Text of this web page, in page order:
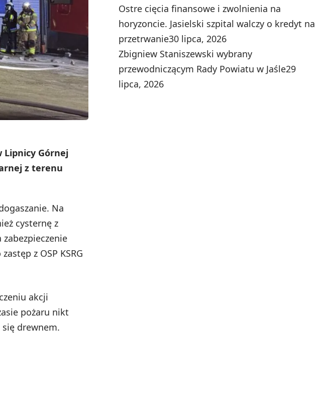
Lipnicy Górnej
z terenu
Na
cysternę z
zabezpieczenie
z OSP KSRG
akcji
pożaru nikt
się drewnem.
Ostre cięcia finansowe i zwolnienia na
horyzoncie. Jasielski szpital walczy o kredyt na
przetrwanie30 lipca, 2026
Zbigniew Staniszewski wybrany
przewodniczącym Rady Powiatu w Jaśle29
lipca, 2026